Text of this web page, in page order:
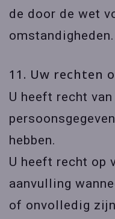
de door de wet
omstandigheden.
11. Uw rechten
U heeft recht
hebben.
U heeft recht op
aanvulling
of onvolledig